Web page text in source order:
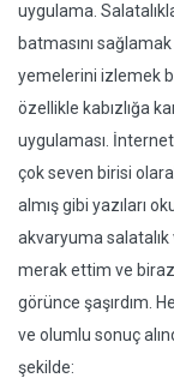
uygulama.
batmasını sağlamak
yemelerini izlemek
özellikle kabızlığa
uygulaması.
çok seven birisi
almış gibi yazıları
akvaryuma salatalık
merak ettim ve biraz
görünce şaşırdım.
ve olumlu sonuç
şekilde: